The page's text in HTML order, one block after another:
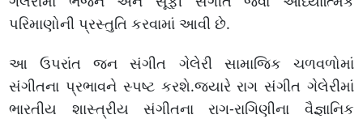
પરિમાણોની પ્રસ્તુતિ કરવામાં આવી છે.
આ ઉપરાંત જન સંગીત ગેલેરી સામાજિક ચળવળોમાં
સંગીતના પ્રભાવને સ્પષ્ટ કરશે.જ્યારે રાગ સંગીત ગેલેરીમાં
ભારતીય શાસ્ત્રીય સંગીતના રાગ-રાગિણીના વૈજ્ઞાનિક